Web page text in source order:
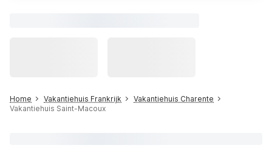
Home Vakantiehuis Frankrijk
Vakantiehuis Charente
Vakantiehuis Saint-Macoux